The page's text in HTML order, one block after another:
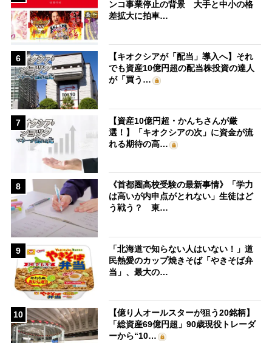
ンコ事業停止の背景 大手と中小の格
差拡大に拍車…
6
【キオクシアが「配当」導入へ】それ
でも資産10億円超の配当株投資の達人
が「買う…
7
【資産10億円超・かんちさんが厳
選！】「キオクシアの次」に資金が流
れる期待の高…
8
《首都圏高校受験の最新事情》「学力
は高いが内申点がとれない」生徒はど
う戦う？ 東…
9
「北海道で知らない人はいない！」道
民熱愛のカップ焼きそば「やきそば弁
当」、最大の…
10
【億り人オールスターが狙う20銘柄】
「総資産69億円超」90歳現役トレーダ
ーから“10…